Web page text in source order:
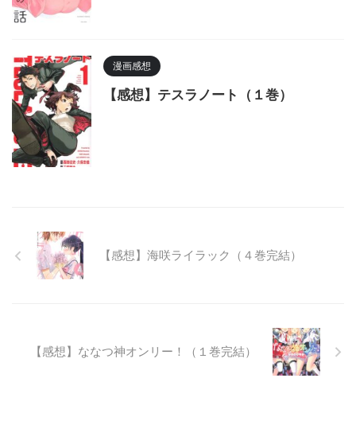
漫画感想
【感想】テスラノート（１巻）
【感想】海咲ライラック（４巻完結）
【感想】ななつ神オンリー！（１巻完結）